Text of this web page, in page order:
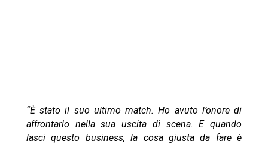
“È stato il suo ultimo match. Ho avuto l’onore di
affrontarlo nella sua uscita di scena. E quando
lasci questo business, la cosa giusta da fare è